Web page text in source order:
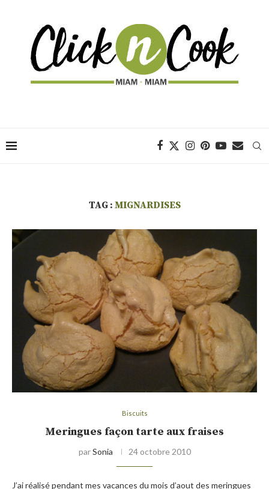
TAG : MIGNARDISES
Biscuits
Meringues façon tarte aux fraises
parSonia 24 octobre 2010
J’ai réalisé pendant mes vacances du mois d’aout des meringues